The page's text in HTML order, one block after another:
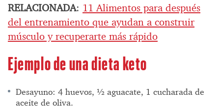
RELACIONADA: 11 Alimentos para después
del entrenamiento que ayudan a construir
músculo y recuperarte más rápido
Ejemplo de una dieta keto
Desayuno: 4 huevos, ½ aguacate, 1 cucharada de
aceite de oliva.